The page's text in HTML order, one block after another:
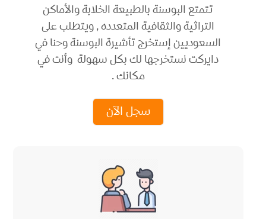
تتمتع البوسنة بالطبيعة الخلابة والأماكن
التراثية والثقافية المتعدده , ويتطلب على
السعوديين إستخرج تأشيرة البوسنة وحنا في
دايركت نستخرجها لك بكل سهولة وأنت في
مكانك .
سجل الآن